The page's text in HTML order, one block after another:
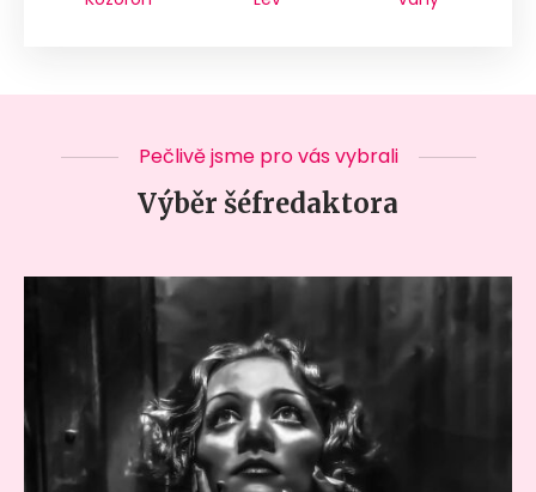
Pečlivě jsme pro vás vybrali
Výběr šéfredaktora